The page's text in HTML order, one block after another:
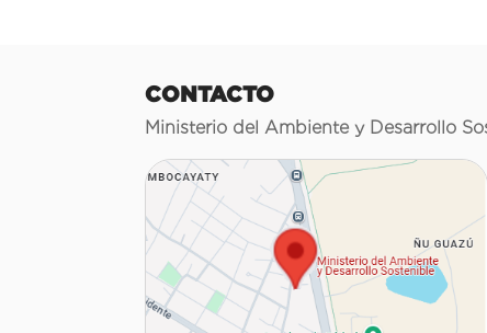
CONTACTO
Ministerio del Ambiente y Desarrollo